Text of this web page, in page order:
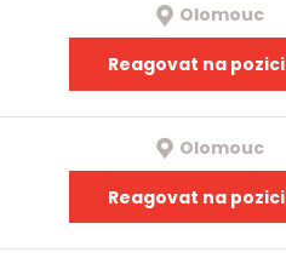
Olomouc
Reagovat na pozici
Olomouc
Reagovat na pozici